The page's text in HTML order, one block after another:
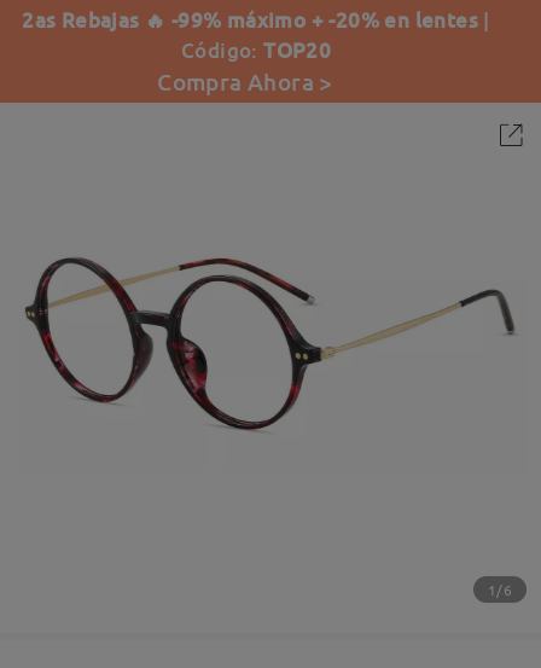
2as Rebajas 🔥 -99% máximo + -20% en lentes |
Código:TOP20
Compra Ahora >
1/6